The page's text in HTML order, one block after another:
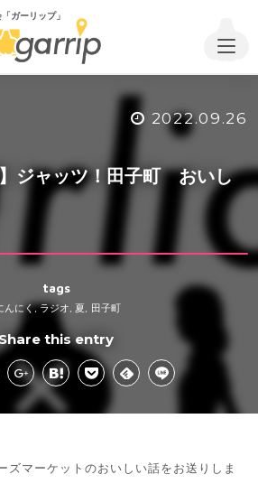
ガーリップ」
2022.09.26
】ジャッツ！田子町 おいし
tags
んにく, ラジオ 夏 田子町
Share this entry
ズマーケットのおいしい話をお送りしま